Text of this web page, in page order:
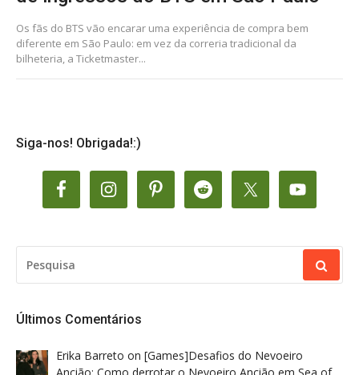
Os fãs do BTS vão encarar uma experiência de compra bem
diferente em São Paulo: em vez da correria tradicional da
bilheteria, a Ticketmaster...
Siga-nos! Obrigada!:)
POR:
Últimos Comentários
Erika Barreto on [Games]Desafios do Nevoeiro